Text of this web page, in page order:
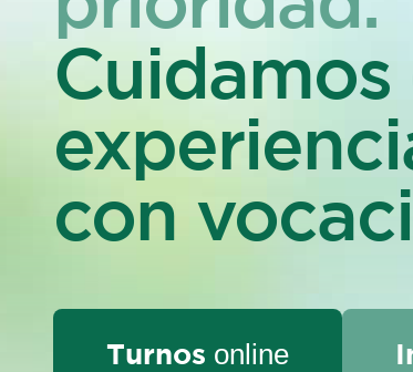
Cuidamos
con
Turnos online